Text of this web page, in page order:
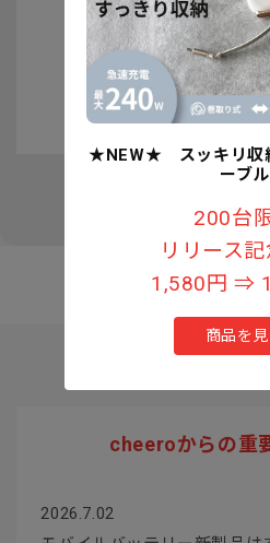
認知症予防への取
★NEW★ スッキリ収
ーブル
200台
リリース
1,580円 ⇒
商品を見
cheeroからの重
2026.7.02